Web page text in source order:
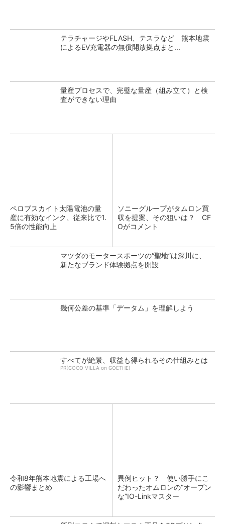
テラチャージやFLASH、テスラなど 熊本地震
によるEV充電器の無償開放拠点まと...
量産プロセスで、完璧な量産（組み立て）と検
査ができない理由
ペロブスカイト太陽電池の量
産に有効なインク、従来比で1.
5倍の性能向上
ソニーグループがタムロン買
収を提案、その狙いは？ CF
Oがコメント
マツダのモータースポーツの“聖地”は深川に、
新たなブランド体験拠点を開設
幾何公差の基準「データム」を理解しよう
すべてが絶景、収益も得られるその仕組みとは
PR(COCO VILLA on GOETHE)
令和8年熊本地震による工場へ
の影響まとめ
異例ヒット？ 使い勝手にこ
だわったオムロンの“オープン
な”IO-Linkマスター